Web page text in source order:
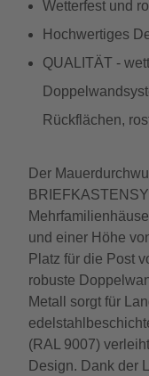
Wetterfest und
Hochwertiges
QUALITÄT -
Rückflächen,
Der
und einer Höhe
Platz für die Post
robuste
Metall sorgt für
(RAL 9007)
Design. Dank der